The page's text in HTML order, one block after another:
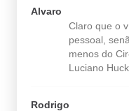
Alvaro
Claro que o
pessoal,
menos do
Luciano
Rodrigo